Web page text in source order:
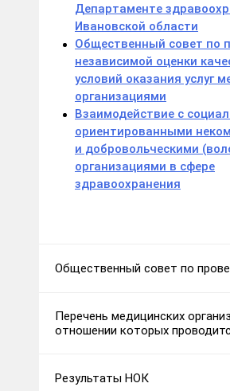
Департаменте
Ивановской области
Общественный совет по
независимой оценки
условий оказания услуг
организациями
Взаимодействие с
ориентированными
и добровольческими
организациями в сфере
здравоохранения
Общественный совет по
Перечень медицинских
отношении которых
Результаты НОК